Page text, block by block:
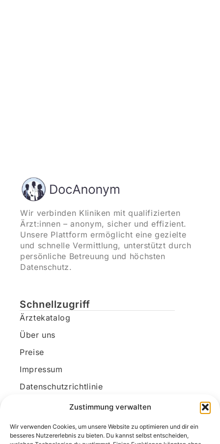
Zustimmung verwalten
Wir verwenden Cookies, um unsere Website zu optimieren und dir ein
besseres Nutzererlebnis zu bieten. Du kannst selbst entscheiden,
Wir verbinden Kliniken mit qualifizierten
Ärzt:innen – anonym, sicher und effizient.
Unsere Plattform ermöglicht eine gezielte
und schnelle Vermittlung, unterstützt durch
persönliche Betreuung und höchsten
Datenschutz.
Schnellzugriff
Ärztekatalog
Über uns
Preise
Impressum
Datenschutzrichtlinie
Kundenkonto
Unsere Kontaktdaten